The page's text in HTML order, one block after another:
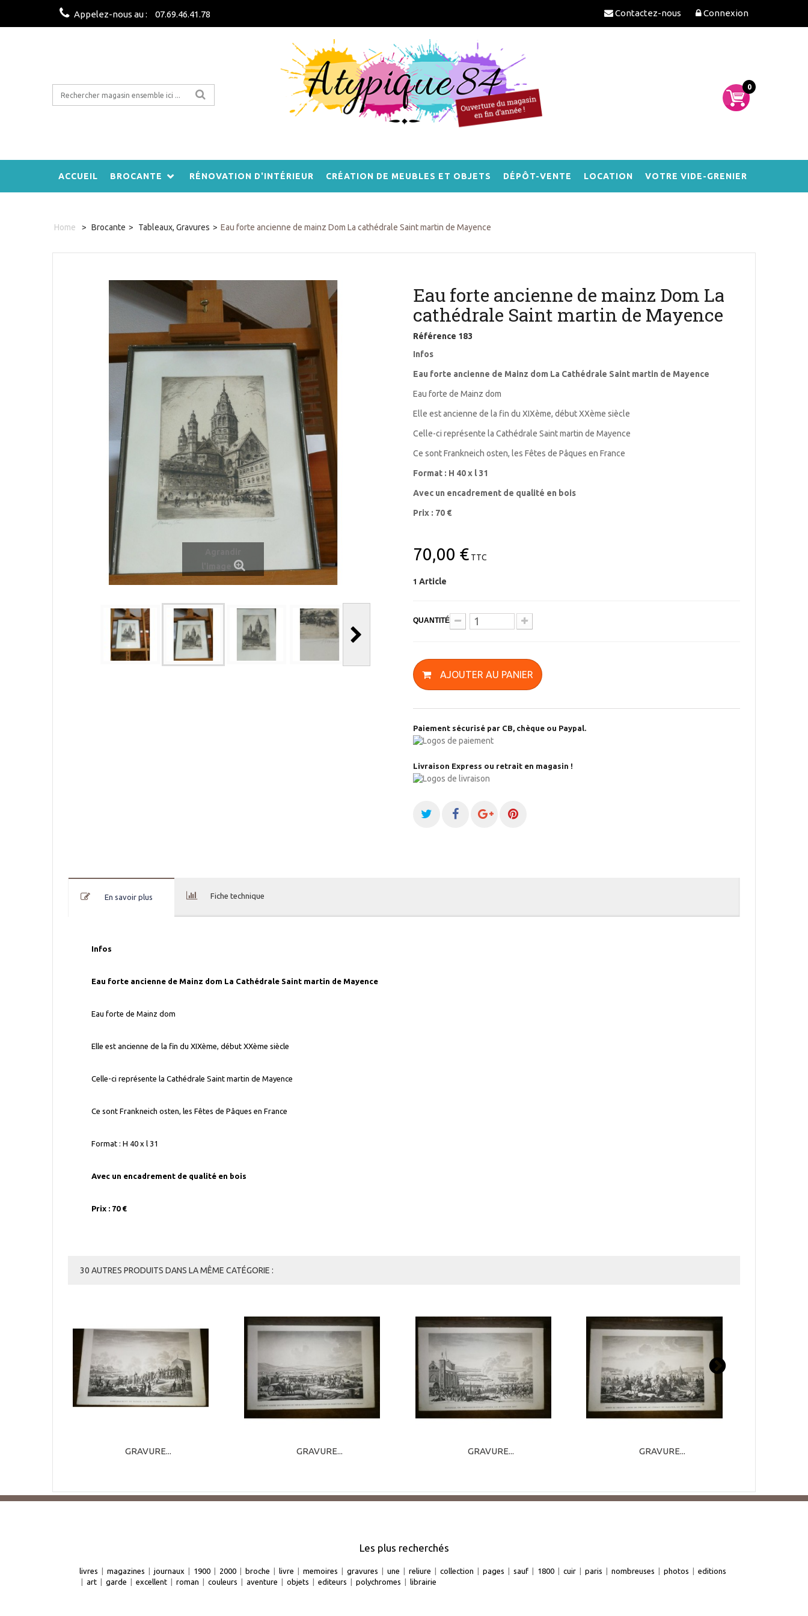
Connexion
Contactez-nous
Appelez-nous au : 07.69.46.41.78
0
ACCUEIL BROCANTE RÉNOVATION D'INTÉRIEUR CRÉATION DE MEUBLES ET OBJETS DÉPÔT-VENTE LOCATION VOTRE VIDE-GRENIER
Home > Brocante > Tableaux, Gravures > Eau forte ancienne de mainz Dom La cathédrale Saint martin de Mayence
Eau forte ancienne de mainz Dom La
cathédrale Saint martin de Mayence
Référence 183
Infos
Eau forte ancienne de Mainz dom La Cathédrale Saint martin de Mayence
Eau forte de Mainz dom
Elle est ancienne de la fin du XIXème, début XXème siècle
Celle-ci représente la Cathédrale Saint martin de Mayence
Ce sont Frankneich osten, les Fêtes de Pâques en France
Format : H 40 x l 31
Avec un encadrement de qualité en bois
Prix : 70 €
70,00 € TTC
1 Article
QUANTITÉ
AJOUTER AU PANIER
Paiement sécurisé par CB, chèque ou Paypal.
Livraison Express ou retrait en magasin !
En savoir plus Fiche technique
Infos
Eau forte ancienne de Mainz dom La Cathédrale Saint martin de Mayence
Eau forte de Mainz dom
Elle est ancienne de la fin du XIXème, début XXème siècle
Celle-ci représente la Cathédrale Saint martin de Mayence
Ce sont Frankneich osten, les Fêtes de Pâques en France
Format : H 40 x l 31
Avec un encadrement de qualité en bois
Prix : 70 €
30 AUTRES PRODUITS DANS LA MÊME CATÉGORIE :
GRAVURE... GRAVURE... GRAVURE... GRAVURE...
Les plus recherchés
livres | magazines | journaux | 1900 | 2000 | broche | livre | memoires | gravures | une | reliure | collection | pages | sauf | 1800 | cuir | paris | nombreuses | photos | editions
| art | garde | excellent | roman | couleurs | aventure | objets | editeurs | polychromes | librairie